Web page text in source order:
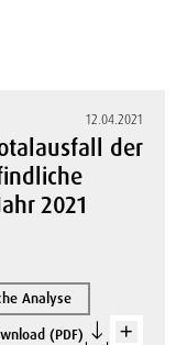
12.04.2021
der
2021
Analyse
(PDF)